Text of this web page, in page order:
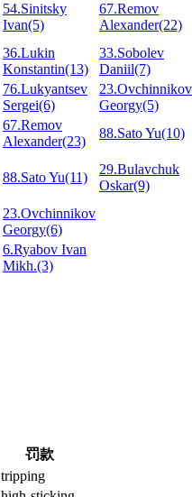
54.Sinitsky
Ivan(5)
67.Remov
Alexander(22)
36.Lukin
Konstantin(13)
33.Sobolev
Daniil(7)
76.Lukyantsev
Sergei(6)
23.Ovchinnikov
Georgy(5)
67.Remov
Alexander(23)
88.Sato Yu(10)
88.Sato Yu(11)
29.Bulavchuk
Oskar(9)
23.Ovchinnikov
Georgy(6)
6.Ryabov Ivan
Mikh.(3)
罚款
tripping